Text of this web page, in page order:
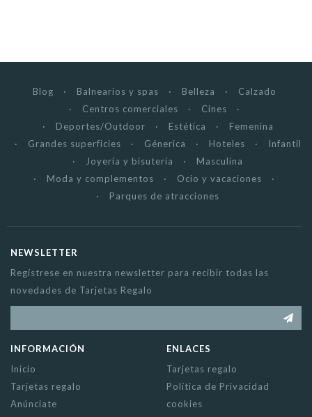
Blog Balnearios y spas Belleza
Calzado
Centros comerciales
Cines
Deportes/Outdoor
Estética
Femenina
Grandes superficies
Génerica Hoteles
Infantil
Joyería y bisutería
Masculina
Moda y complementos
Ocio y vacaciones
Parques de atracciones
NEWSLETTER
Regístrese en nuestra newsletter para recibir todas las
novedades de Tarjetas Regalo
INFORMACIÓN
Inicio
Tarjetas regalo
Anúnciate
ENLACES
Tarjetas regalo
Política de Privacidad
cookies